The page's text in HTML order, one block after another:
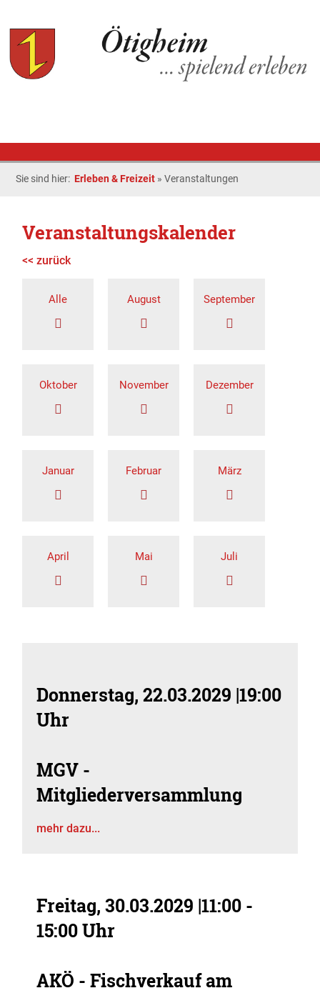
Sie sind hier: Erleben & Freizeit »Veranstaltungen
Veranstaltungskalender
<< zurück
Alle August September
Oktober November Dezember
Januar Februar März
April Mai Juli
Donnerstag, 22.03.2029 |19:00
Uhr
MGV -
Mitgliederversammlung
mehr dazu...
Freitag, 30.03.2029 |11:00 -
15:00 Uhr
AKÖ - Fischverkauf am